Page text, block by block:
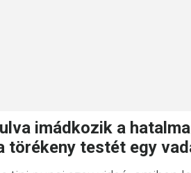
imádkozik a
törékeny testét egy